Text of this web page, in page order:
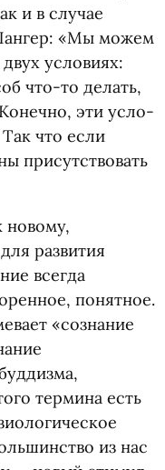
и в случае
«Мы можем
усло­виях:
что-то делать,
эти усло­
что если
присут­ство­вать
новому,
развития
всегда
понятное.
«сознание
термина есть
из нас